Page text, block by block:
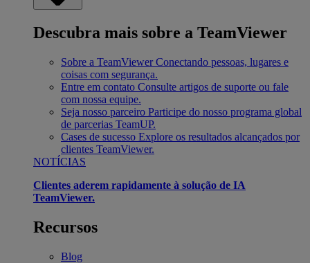
Descubra mais sobre a TeamViewer
Sobre a TeamViewer Conectando pessoas, lugares e
coisas com segurança.
Entre em contato Consulte artigos de suporte ou fale
com nossa equipe.
Seja nosso parceiro Participe do nosso programa global
de parcerias TeamUP.
Cases de sucesso Explore os resultados alcançados por
clientes TeamViewer.
NOTÍCIAS
Clientes aderem rapidamente à solução de IA
TeamViewer.
Recursos
Blog